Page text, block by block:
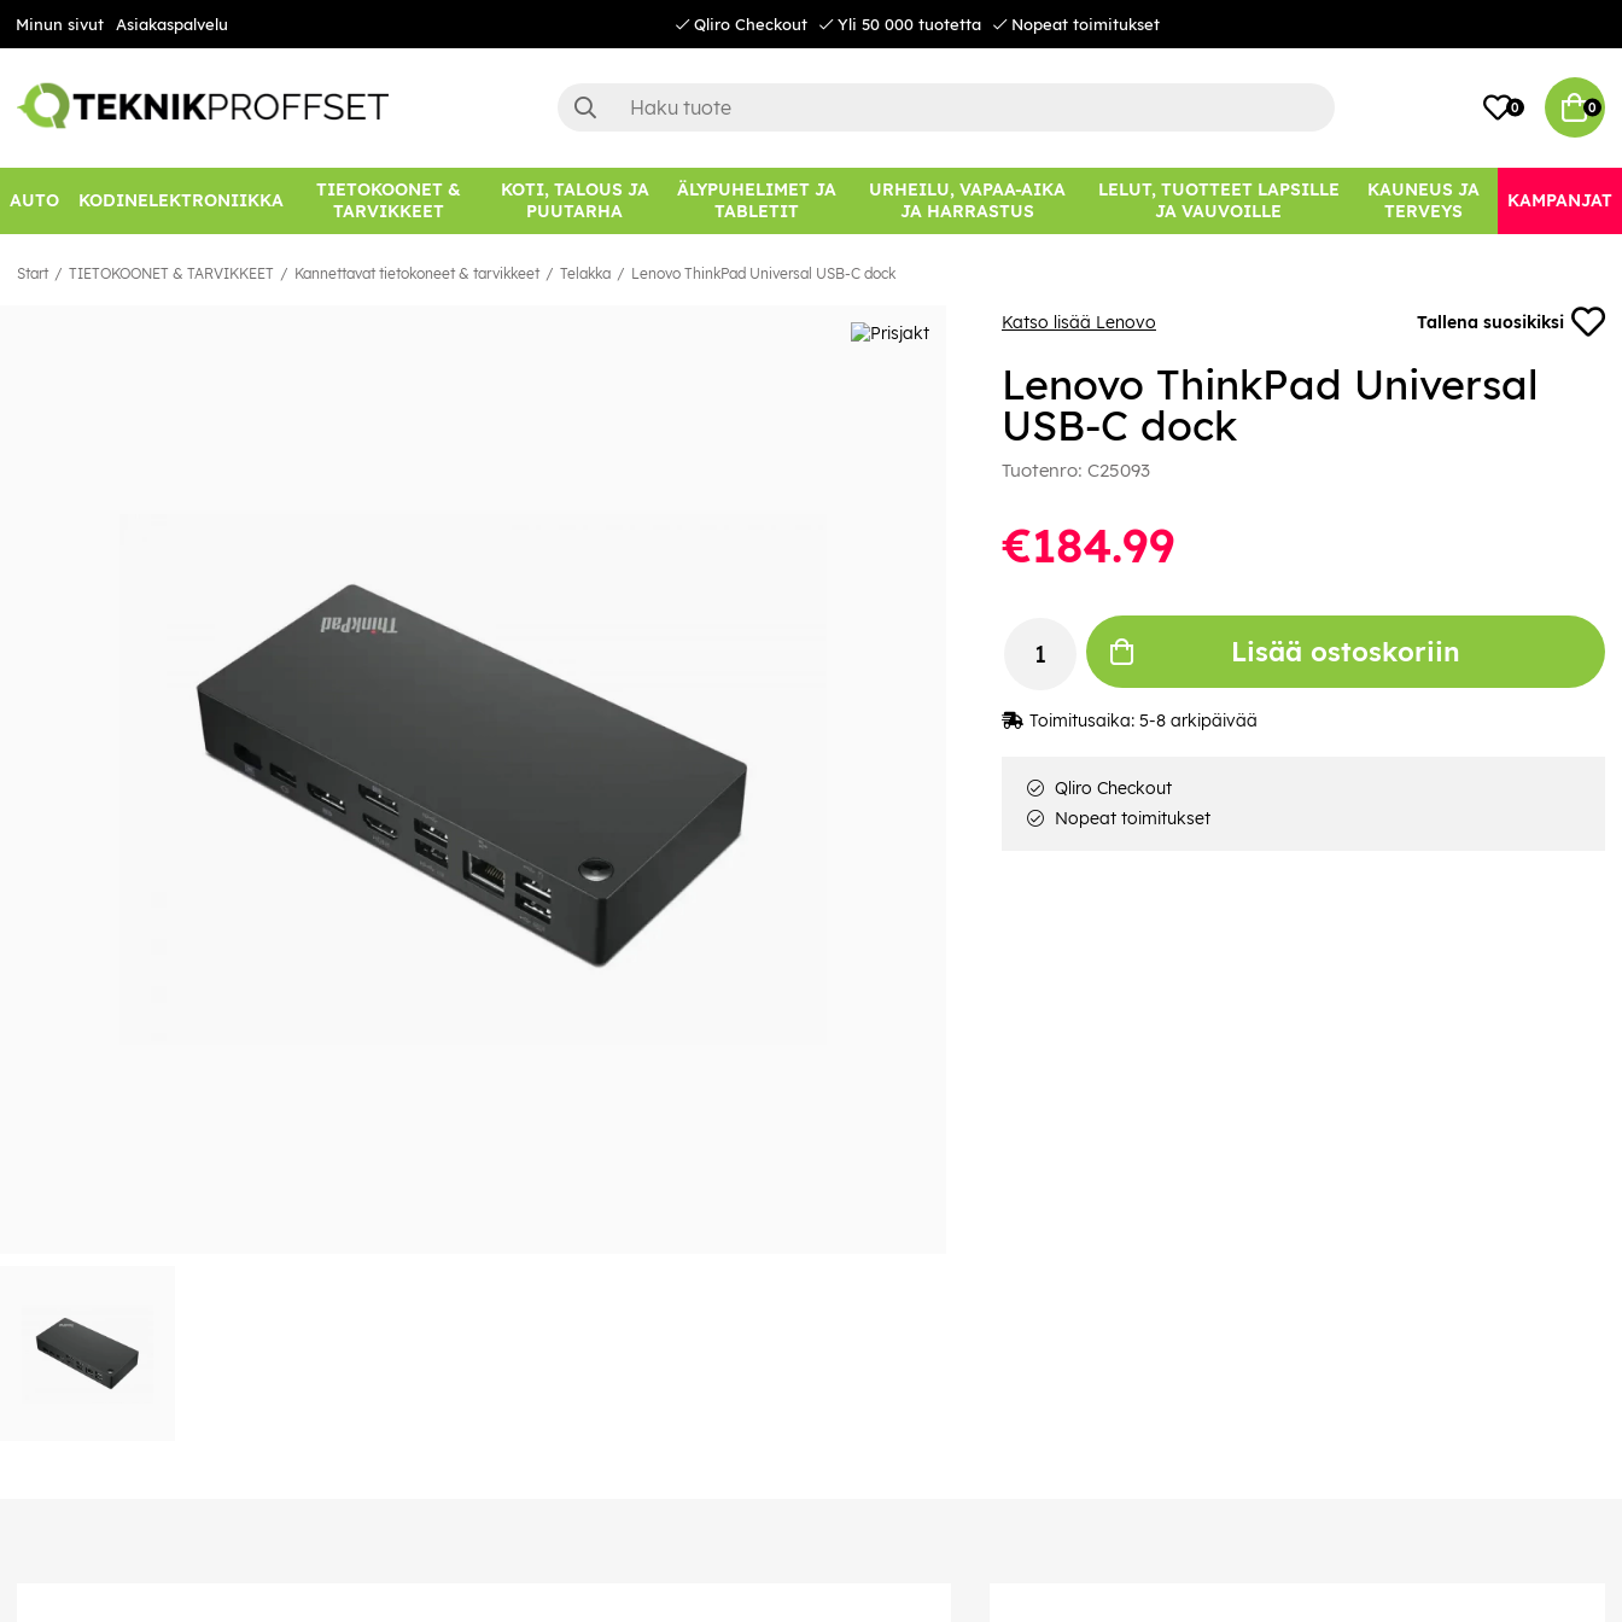
Minun sivut Asiakaspalvelu Qliro Checkout Yli 50 000 tuotetta Nopeat toimitukset
0 0
AUTO KODINELEKTRONIIKKA
TIETOKOONET &
TARVIKKEET
KOTI, TALOUS JA
PUUTARHA
ÄLYPUHELIMET JA
TABLETIT
URHEILU, VAPAA-AIKA
JA HARRASTUS
LELUT, TUOTTEET LAPSILLE
JA VAUVOILLE
KAUNEUS JA
TERVEYS
KAMPANJAT
Start TIETOKOONET & TARVIKKEET Kannettavat tietokoneet & tarvikkeet Telakka Lenovo ThinkPad Universal USB-C dock
Katso lisää Lenovo Tallena suosikiksi
Lenovo ThinkPad Universal
USB-C dock
Tuotenro: C25093
€184.99
Lisää ostoskoriin
Toimitusaika: 5-8 arkipäivää
Qliro Checkout
Nopeat toimitukset